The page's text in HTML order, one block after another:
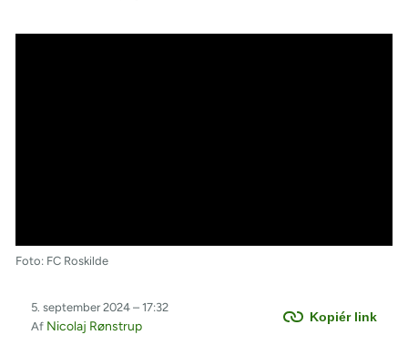
Foto: FC Roskilde
Kopiér link
5. september 2024 – 17:32
Af Nicolaj Rønstrup